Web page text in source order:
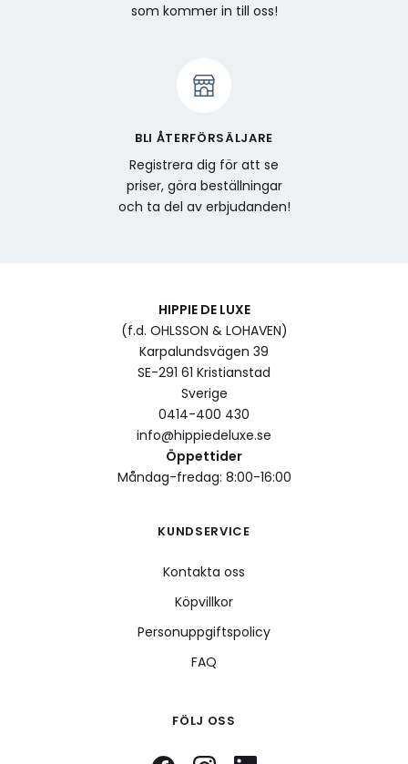
som kommer in till oss!
BLI ÅTERFÖRSÄLJARE
Registrera dig för att se
priser, göra beställningar
och ta del av erbjudanden!
HIPPIE DE LUXE
(f.d. OHLSSON & LOHAVEN)
Karpalundsvägen 39
SE-291 61 Kristianstad
Sverige
0414-400 430
info@hippiedeluxe.se
Öppettider
Måndag-fredag: 8:00-16:00
KUNDSERVICE
Kontakta oss
Köpvillkor
Personuppgiftspolicy
FAQ
FÖLJ OSS